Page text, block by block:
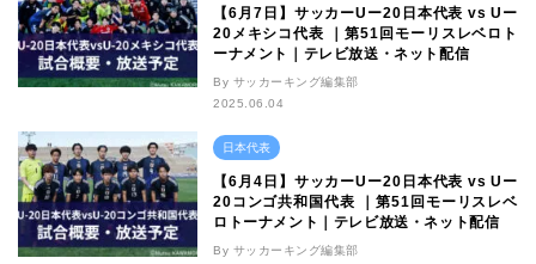
【6月7日】サッカーUー20日本代表 vs Uー
20メキシコ代表 ｜第51回モーリスレベロト
ーナメント｜テレビ放送・ネット配信
By サッカーキング編集部
2025.06.04
日本代表
【6月4日】サッカーUー20日本代表 vs Uー
20コンゴ共和国代表 ｜第51回モーリスレベ
ロトーナメント｜テレビ放送・ネット配信
By サッカーキング編集部